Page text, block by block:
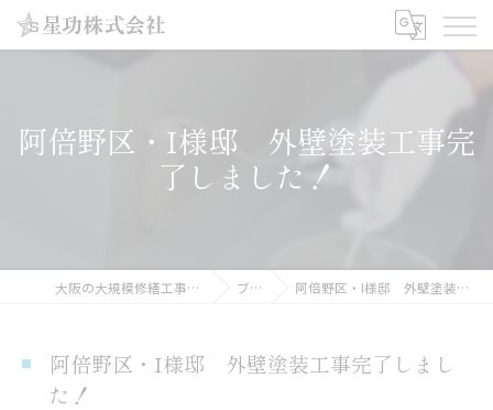
阿倍野区・I様邸 外壁塗装工事完
了しました！
大阪の大規模修繕工事なら星功株式会社 ブログ 阿倍野区・I様邸 外壁塗装工事完了しました！
阿倍野区・I様邸 外壁塗装工事完了しまし
た！